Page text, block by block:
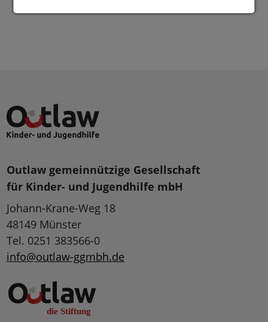
Outlaw gemeinnützige Gesellschaft
für Kinder- und Jugendhilfe mbH
Johann-Krane-Weg 18
48149 Münster
Tel. 0251 383566-0
info@outlaw-ggmbh.de